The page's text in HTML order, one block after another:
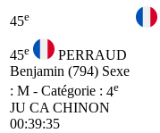
45e
45e
PERRAUD
Benjamin (794) Sexe
: M - Catégorie : 4e
JU CA CHINON
00:39:35